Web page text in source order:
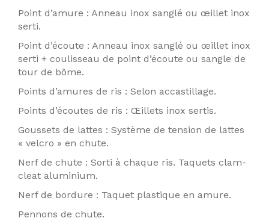
Point d’amure : Anneau inox sanglé ou œillet inox
serti.
Point d’écoute : Anneau inox sanglé ou œillet inox
serti + coulisseau de point d’écoute ou sangle de
tour de bôme.
Points d’amures de ris : Selon accastillage.
Points d’écoutes de ris : Œillets inox sertis.
Goussets de lattes : Système de tension de lattes
« velcro » en chute.
Nerf de chute : Sorti à chaque ris. Taquets clam-
cleat aluminium.
Nerf de bordure : Taquet plastique en amure.
Pennons de chute.